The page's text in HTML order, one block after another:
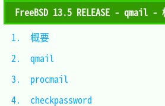
FreeBSD 13.5 RELEASE - qmail -